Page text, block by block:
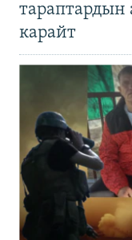
тараптардын
карайт